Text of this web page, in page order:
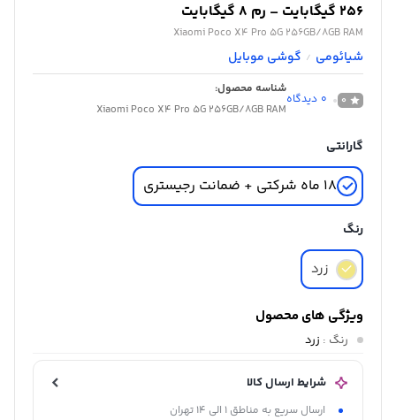
256 گیگابایت – رم 8 گیگابایت
Xiaomi Poco X4 Pro 5G 256GB/8GB RAM
شیائومی / گوشی موبایل
0
0 دیدگاه
شناسه محصول:
Xiaomi Poco X4 Pro 5G 256GB/8GB RAM
گارانتی
18 ماه شرکتی + ضمانت رجیستری
رنگ
زرد
ویژگی های محصول
رنگ : زرد
شرایط ارسال کالا
ارسال سریع به مناطق 1 الی 14 تهران